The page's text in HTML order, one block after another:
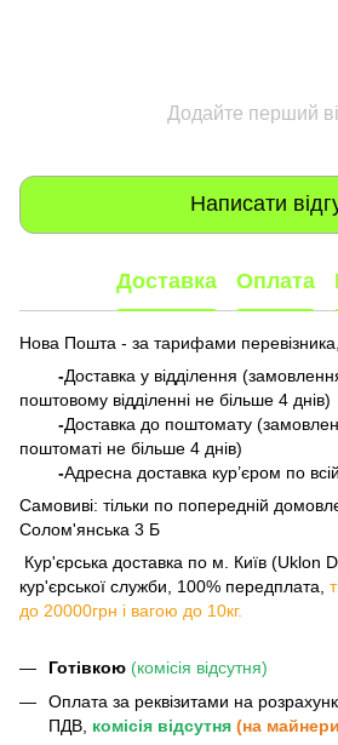
Додайте перший
Написати
Доставка Оплата
Нова Пошта - за тарифами перевізника,
-Доставка у відділення
поштовому відділенні не більше 4 днів)
-Доставка до поштомату
поштоматі не більше 4 днів)
-Адресна доставка кур’єром по
Самовиві: тільки по попередній
Солом'янська 3 Б
Кур'єрська доставка по м. Київ (Uklon
кур'єрської служби, 100% передплата,
до 20000грн і вагою до 10кг.
Готівкою (комісія відсутня)
Оплата за реквізитами на
ПДВ, комісія відсутня (на